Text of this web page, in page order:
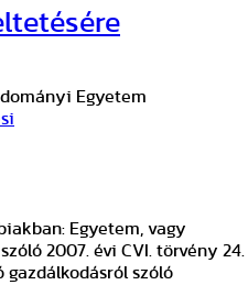
Egyetem
Egyetem, vagy
2007. évi CVI. törvény 24.
gazdálkodásról szóló